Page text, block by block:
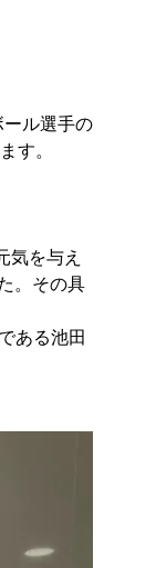
ル選手の
す。
気を与え
。その具
ある池田